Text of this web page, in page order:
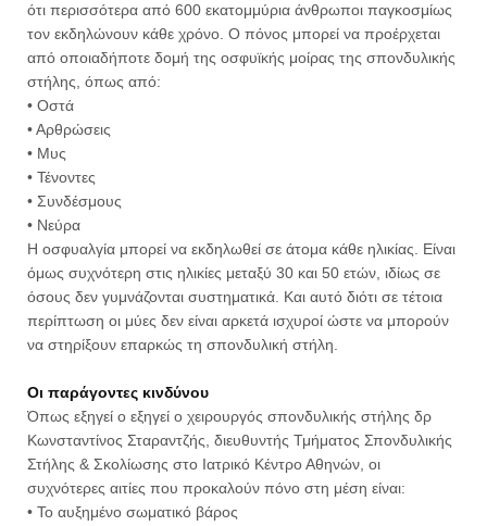
ότι περισσότερα από 600 εκατομμύρια άνθρωποι παγκοσμίως
τον εκδηλώνουν κάθε χρόνο. Ο πόνος μπορεί να προέρχεται
από οποιαδήποτε δομή της οσφυϊκής μοίρας της σπονδυλικής
στήλης, όπως από:
• Οστά
• Αρθρώσεις
• Μυς
• Τένοντες
• Συνδέσμους
• Νεύρα
Η οσφυαλγία μπορεί να εκδηλωθεί σε άτομα κάθε ηλικίας. Είναι
όμως συχνότερη στις ηλικίες μεταξύ 30 και 50 ετών, ιδίως σε
όσους δεν γυμνάζονται συστηματικά. Και αυτό διότι σε τέτοια
περίπτωση οι μύες δεν είναι αρκετά ισχυροί ώστε να μπορούν
να στηρίξουν επαρκώς τη σπονδυλική στήλη.
Οι παράγοντες κινδύνου
Όπως εξηγεί ο εξηγεί ο χειρουργός σπονδυλικής στήλης δρ
Κωνσταντίνος Σταραντζής, διευθυντής Τμήματος Σπονδυλικής
Στήλης & Σκολίωσης στο Ιατρικό Κέντρο Αθηνών, οι
συχνότερες αιτίες που προκαλούν πόνο στη μέση είναι:
• Το αυξημένο σωματικό βάρος